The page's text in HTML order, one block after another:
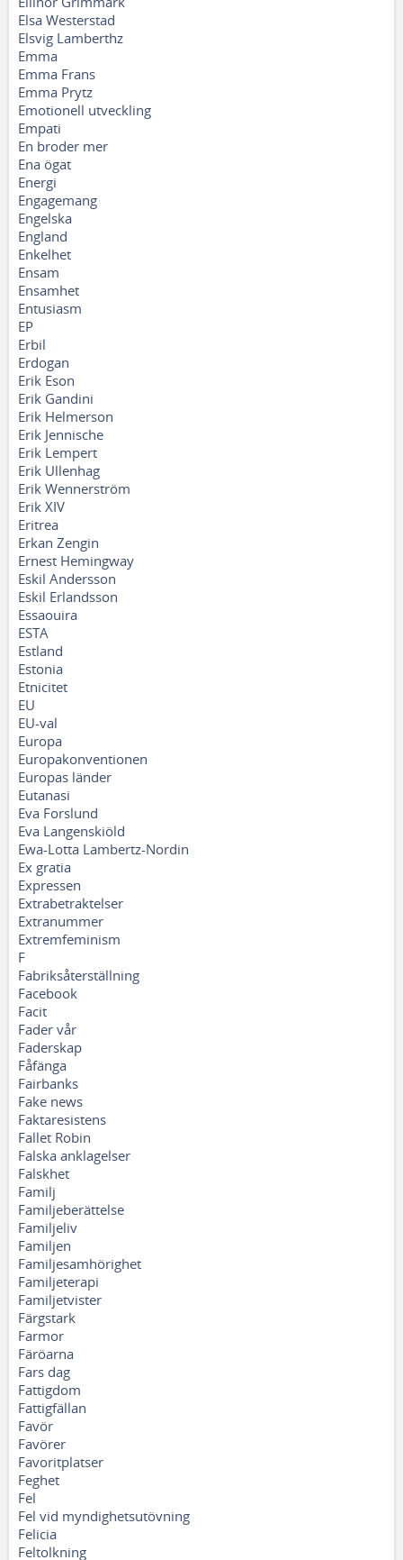
Elsa Westerstad
Elsvig Lamberthz
Emma
Emma Frans
Emma Prytz
Emotionell utveckling
Empati
En broder mer
Ena ögat
Energi
Engagemang
Engelska
England
Enkelhet
Ensam
Ensamhet
Entusiasm
EP
Erbil
Erdogan
Erik Eson
Erik Gandini
Erik Helmerson
Erik Jennische
Erik Lempert
Erik Ullenhag
Erik Wennerström
Erik XIV
Eritrea
Erkan Zengin
Ernest Hemingway
Eskil Andersson
Eskil Erlandsson
Essaouira
ESTA
Estland
Estonia
Etnicitet
EU
EU-val
Europa
Europakonventionen
Europas länder
Eutanasi
Eva Forslund
Eva Langenskiöld
Ewa-Lotta Lambertz-Nordin
Ex gratia
Expressen
Extrabetraktelser
Extranummer
Extremfeminism
F
Fabriksåterställning
Facebook
Facit
Fader vår
Faderskap
Fåfänga
Fairbanks
Fake news
Faktaresistens
Fallet Robin
Falska anklagelser
Falskhet
Familj
Familjeberättelse
Familjeliv
Familjen
Familjesamhörighet
Familjeterapi
Familjetvister
Färgstark
Farmor
Färöarna
Fars dag
Fattigdom
Fattigfällan
Favör
Favörer
Favoritplatser
Feghet
Fel
Fel vid myndighetsutövning
Felicia
Feltolkning